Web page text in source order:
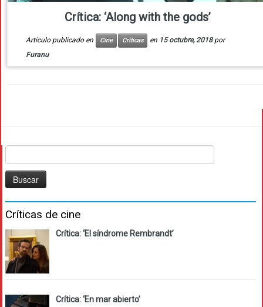
Crítica: ‘Along with the gods’
Artículo publicado en Cine Críticas en 15 octubre, 2018 por
Furanu
Críticas de cine
Crítica: ‘El síndrome Rembrandt’
Crítica: ‘En mar abierto’